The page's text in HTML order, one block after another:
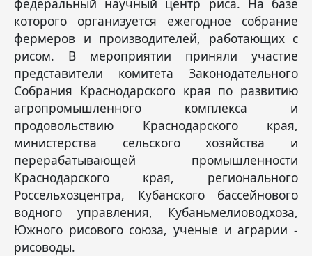
которого организуется ежегодное собрание
фермеров и производителей, работающих с
рисом. В мероприятии приняли участие
представители комитета Законодательного
Собрания Краснодарского края по развитию
агропромышленного комплекса и
продовольствию Краснодарского края,
министерства сельского хозяйства и
перерабатывающей промышленности
Краснодарского края, регионального
Россельхозцентра, Кубанского бассейнового
водного управления, Кубаньмелиоводхоза,
Южного рисового союза, ученые и аграрии -
рисоводы.